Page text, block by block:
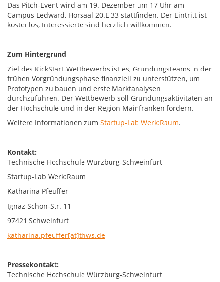
Das Pitch-Event wird am 19. Dezember um 17 Uhr am
Campus Ledward, Hörsaal 20.E.33 stattfinden. Der Eintritt ist
kostenlos, Interessierte sind herzlich willkommen.
Zum Hintergrund
Ziel des KickStart-Wettbewerbs ist es, Gründungsteams in der
frühen Vorgründungsphase finanziell zu unterstützen, um
Prototypen zu bauen und erste Marktanalysen
durchzuführen. Der Wettbewerb soll Gründungsaktivitäten an
der Hochschule und in der Region Mainfranken fördern.
Weitere Informationen zum Startup-Lab Werk:Raum.
Kontakt:
Technische Hochschule Würzburg-Schweinfurt
Startup-Lab Werk:Raum
Katharina Pfeuffer
Ignaz-Schön-Str. 11
97421 Schweinfurt
katharina.pfeuffer[at]thws.de
Pressekontakt:
Technische Hochschule Würzburg-Schweinfurt